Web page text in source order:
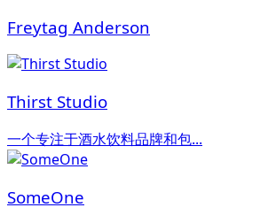
Freytag Anderson
Thirst Studio
一个专注于酒水饮料品牌和包...
SomeOne